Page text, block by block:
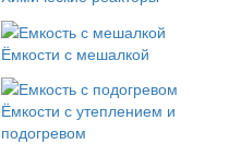
Ёмкости с мешалкой
Ёмкости с утеплением и
подогревом